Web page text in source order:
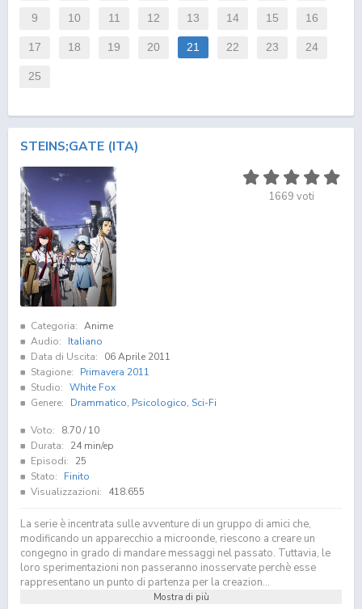
9 10 11 12 13 14 15 16
17 18 19 20 21 22 23 24
25
STEINS;GATE (ITA)
1669 voti
Categoria: Anime
Audio:
Italiano
Data di Uscita:
06 Aprile 2011
Stagione:
Primavera 2011
Studio: White Fox
Genere:
Drammatico, Psicologico, Sci-Fi
Voto: 8.70/ 10
Durata:
24 min/ep
Episodi:
25
Stato:
Finito
Visualizzazioni:
418.655
La serie è incentrata sulle avventure di un gruppo di amici che,
modificando un apparecchio a microonde, riescono a creare un
congegno in grado di mandare messaggi nel passato. Tuttavia, le
loro sperimentazioni non passeranno inosservate perchè esse
rappresentano un punto di partenza per la creazion...
Mostra di più